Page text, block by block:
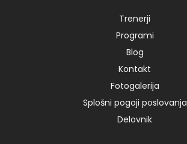
Trenerji
Programi
Blog
Kontakt
Fotogalerija
Splošni pogoji poslovanja
Delovnik